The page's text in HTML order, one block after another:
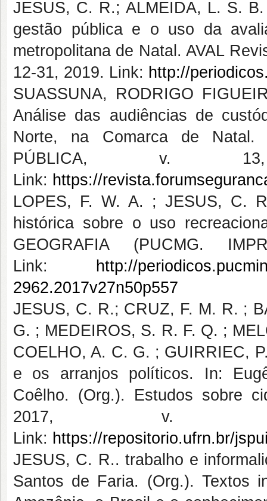
JESUS, C. R.; ALMEIDA, L. S.
gestão pública e o uso da
metropolitana de Natal. AVAL
12-31, 2019. Link: http://
SUASSUNA, RODRIGO
Análise das audiências de
Norte, na Comarca de Natal.
PÚBLICA, v.
Link: https://
LOPES, F. W. A. ; JESUS, C.
histórica sobre o uso
GEOGRAFIA (PUCMG.
Link:
http://
2962.2017v27n50p557
JESUS, C. R.; CRUZ, F. M. R. ;
G. ; MEDEIROS, S. R. F. Q. ;
COELHO, A. C. G. ; GUIRRIEC,
e os arranjos políticos. In:
Coêlho. (Org.). Estudos sobre
2017, v.
Link: https://repositorio.ufrn.br/
JESUS, C. R.. trabalho e
Santos de Faria. (Org.). Textos